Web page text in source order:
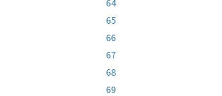
65
66
67
68
69